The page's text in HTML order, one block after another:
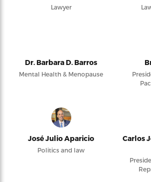
Lawyer
Dr. Barbara D. Barros
Mental Health & Menopause
José Julio Aparicio
Politics and law
Carlos